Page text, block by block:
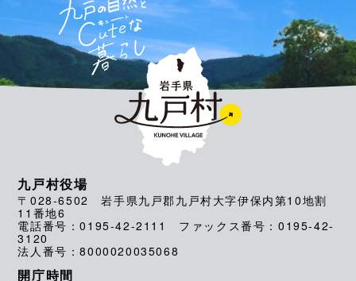
九戸村役場
〒028-6502 岩手県九戸郡九戸村大字伊保内第10地割
11番地6
電話番号：0195-42-2111 ファックス番号：0195-42-
3120
法人番号：8000020035068
開庁時間